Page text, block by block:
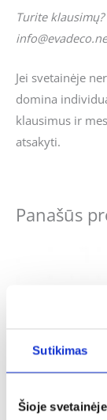
Sutikimas
Šioje
Turite
Jei svetainėje
domina
klausimus ir
atsakyti.
Panašūs
Krikštynos